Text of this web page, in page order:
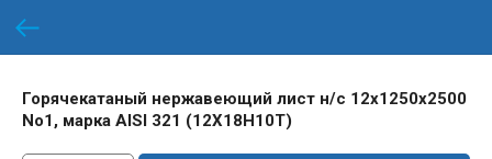
Горячекатаный нержавеющий лист н/с 12х1250х2500
No1, марка AISI 321 (12Х18Н10Т)